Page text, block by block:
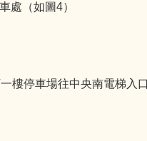
（如圖4）
樓停車場往中央南電梯入口